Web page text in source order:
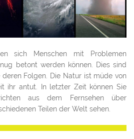
sich Menschen mit Problemen
betont werden können. Dies sind
Folgen. Die Natur ist müde von
ihr antut. In letzter Zeit können Sie
aus dem Fernsehen über
Teilen der Welt sehen.